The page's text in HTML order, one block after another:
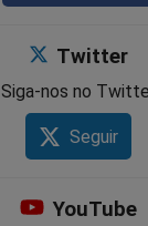
Twitter
Siga-nos no
Seguir
YouTube